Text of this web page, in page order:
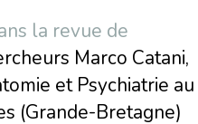
la revue de
Marco Catani,
et Psychiatrie au
(Grande-Bretagne)